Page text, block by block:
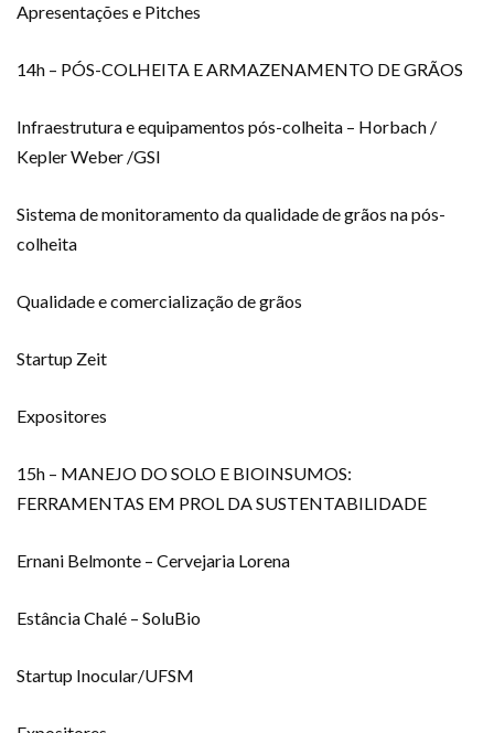
Apresentações e Pitches
14h – PÓS-COLHEITA E ARMAZENAMENTO DE GRÃOS
Infraestrutura e equipamentos pós-colheita – Horbach /
Kepler Weber /GSI
Sistema de monitoramento da qualidade de grãos na pós-
colheita
Qualidade e comercialização de grãos
Startup Zeit
Expositores
15h – MANEJO DO SOLO E BIOINSUMOS:
FERRAMENTAS EM PROL DA SUSTENTABILIDADE
Ernani Belmonte – Cervejaria Lorena
Estância Chalé – SoluBio
Startup Inocular/UFSM